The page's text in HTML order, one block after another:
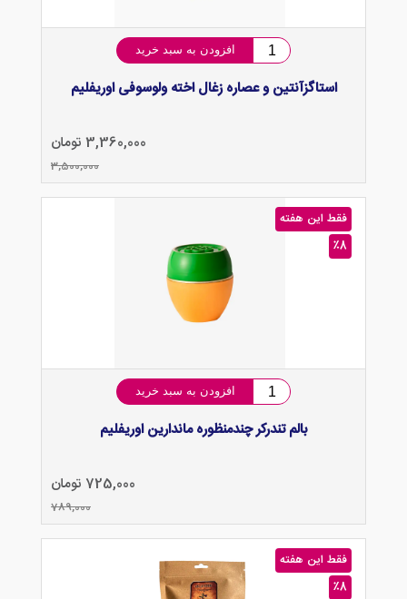
افزودن به سبد خرید
استاگزآنتین و عصاره زغال اخته ولوسوفی اوریفلیم
3,360,000 تومان
3,500,000
٪8
فقط این هفته
افزودن به سبد خرید
بالم تندرکر چندمنظوره ماندارین اوریفلیم
725,000 تومان
789,000
٪8
فقط این هفته